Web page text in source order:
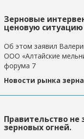
Зерновые
ценовую
Об этом заявил
ООО «Алтайские
форума 7
Новости рынка зерна
Правительство не
зерновых огней.